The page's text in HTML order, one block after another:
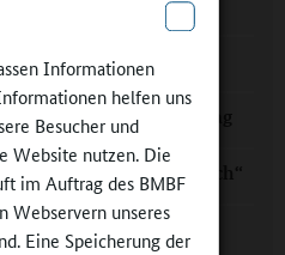
Informationen
helfen uns
Besucher und
Website nutzen. Die
im Auftrag des BMBF
Webservern unseres
Eine Speicherung der
Altmark
lernen im Ganztag
für uns selbstverständlich“
entfacht